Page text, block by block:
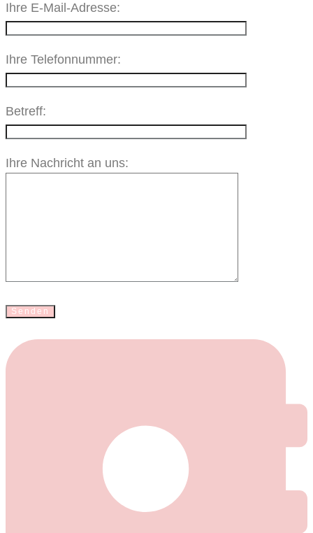
Ihre E‑Mail-Adres­se:
Ihre Telefonnummer:
Betreff:
Ihre Nach­richt an uns: